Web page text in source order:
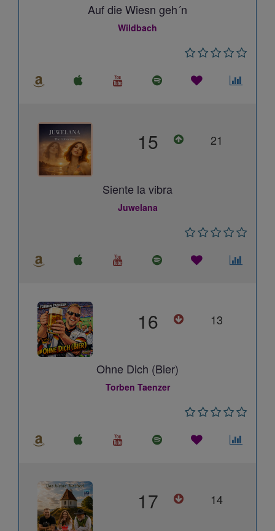
Auf die Wiesn geh´n
Wildbach
15 21
Siente la vibra
Juwelana
16 13
Ohne Dich (Bier)
Torben Taenzer
17 14